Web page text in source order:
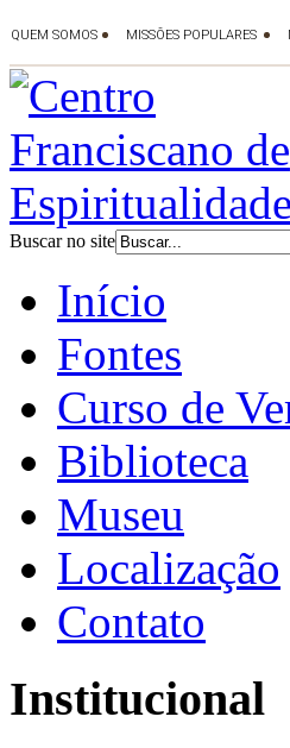
Buscar no site
Início
Fontes
Curso de
Biblioteca
Museu
Localização
Contato
Institucional